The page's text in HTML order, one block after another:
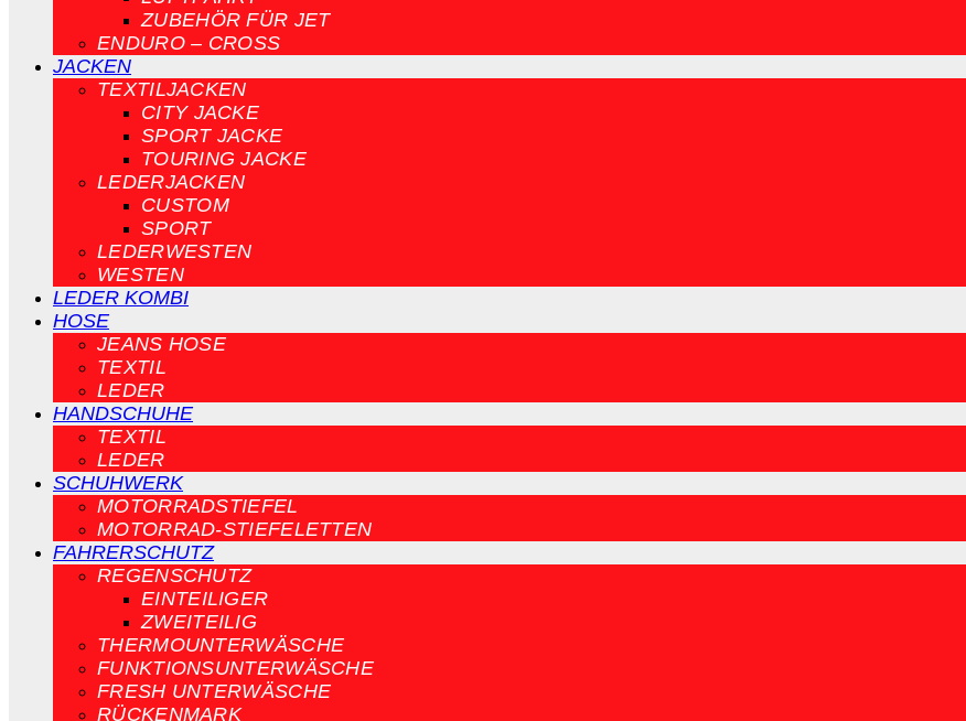
ZUBEHÖR FÜR JET
ENDURO – CROSS
JACKEN
TEXTILJACKEN
CITY JACKE
SPORT JACKE
TOURING JACKE
LEDERJACKEN
CUSTOM
SPORT
LEDERWESTEN
WESTEN
LEDER KOMBI
HOSE
JEANS HOSE
TEXTIL
LEDER
HANDSCHUHE
TEXTIL
LEDER
SCHUHWERK
MOTORRADSTIEFEL
MOTORRAD-STIEFELETTEN
FAHRERSCHUTZ
REGENSCHUTZ
EINTEILIGER
ZWEITEILIG
THERMOUNTERWÄSCHE
FUNKTIONSUNTERWÄSCHE
FRESH UNTERWÄSCHE
RÜCKENMARK